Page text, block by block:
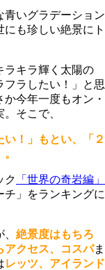
青いグラデーション
も珍しい絶景にト
ラキラ輝く太陽の
ラしたい！」
と思
今年一度もオン・
そこで、
い！」もとい、「２
ク
「世界の奇岩編」
チ」をランキングに
絶景度はもちろ
アクセス、コスパま
レッツ、アイランド